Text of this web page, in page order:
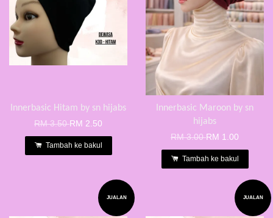
Innerbasic Hitam by sn hijabs
RM 3.50RM 2.50
Tambah ke bakul
Innerbasic Maroon by sn
hijabs
RM 3.00RM 1.00
Tambah ke bakul
JUALAN JUALAN